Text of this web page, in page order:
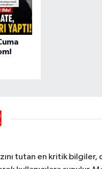
tutan en kritik